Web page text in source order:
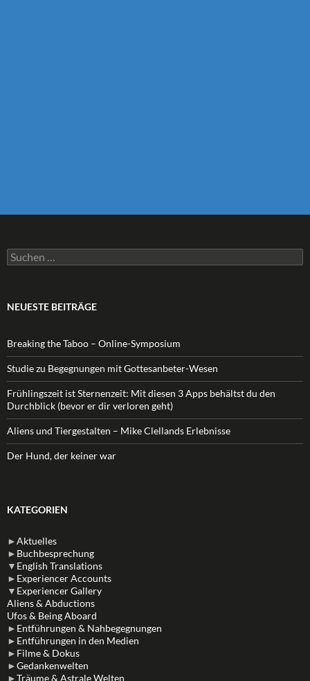
Suchen
nach:
NEUESTE BEITRÄGE
Breaking the Taboo – Online-Symposium
Studie zu Begegnungen mit Gottesanbeter-Wesen
Frühlingszeit ist Sternenzeit: Mit diesen 3 Apps behältst du den
Durchblick (bevor er dir verloren geht)
Aliens und Tiergestalten – Mike Clellands Erlebnisse
Der Hund, der keiner war
KATEGORIEN
►Aktuelles
► Buchbesprechung
▼ English Translations
► Experiencer Accounts
▼ Experiencer Gallery
Aliens & Abductions
Ufos & Being Aboard
► Entführungen & Nahbegegnungen
► Entführungen in den Medien
► Filme & Dokus
►Gedankenwelten
►Träume & Astrale Welten